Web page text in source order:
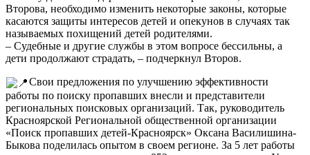
Второва, необходимо изменить некоторые законы, которые
касаются защиты интересов детей и опекунов в случаях так
называемых похищений детей родителями.
– Судебные и другие службы в этом вопросе бессильны, а
дети продолжают страдать, – подчеркнул Второв.
Свои предложения по улучшению эффективности
работы по поиску пропавших внесли и представители
региональных поисковых организаций. Так, руководитель
Красноярской Региональной общественной организации
«Поиск пропавших детей-Красноярск» Оксана Василишина-
Быкова поделилась опытом в своем регионе. За 5 лет работы